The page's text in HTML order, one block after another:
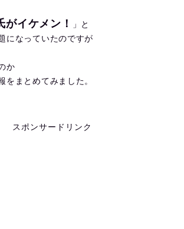
がイケメン！
」と
になっていたのですが
か
をまとめてみました。
スポンサードリンク